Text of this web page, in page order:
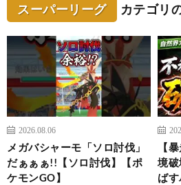
スーパーリーグ カテゴリ
2026.08.06
メガバシャーモ「ソロ討伐」
だぁぁぁ!!【ソロ討伐】【ポ
ケモンGO】
【
境
ば